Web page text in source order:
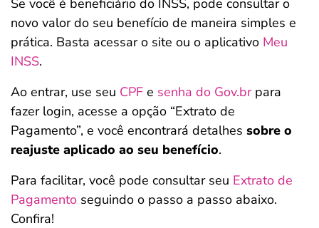
Se você é beneficiário do INSS, pode consultar o
novo valor do seu benefício de maneira simples e
prática. Basta acessar o site ou o aplicativo Meu
INSS.
Ao entrar, use seu CPF e senha do Gov.brpara
fazer login, acesse a opção “Extrato de
Pagamento”, e você encontrará detalhes sobre o
reajuste aplicado ao seu benefício.
Para facilitar, você pode consultar seu Extrato de
Pagamento seguindo o passo a passo abaixo.
Confira!